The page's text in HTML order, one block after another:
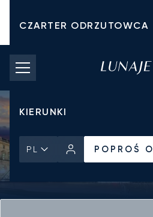
CZARTER ODRZUTOWCA
KOSZTY CZARTERU
PRYWATNE ODRZUTOWCE
KIERUNKI
PL POPROŚ